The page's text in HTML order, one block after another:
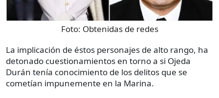
Foto: Obtenidas de redes
La implicación de éstos personajes de alto rango, ha
detonado cuestionamientos en torno a si Ojeda
Durán tenía conocimiento de los delitos que se
cometían impunemente en la Marina.